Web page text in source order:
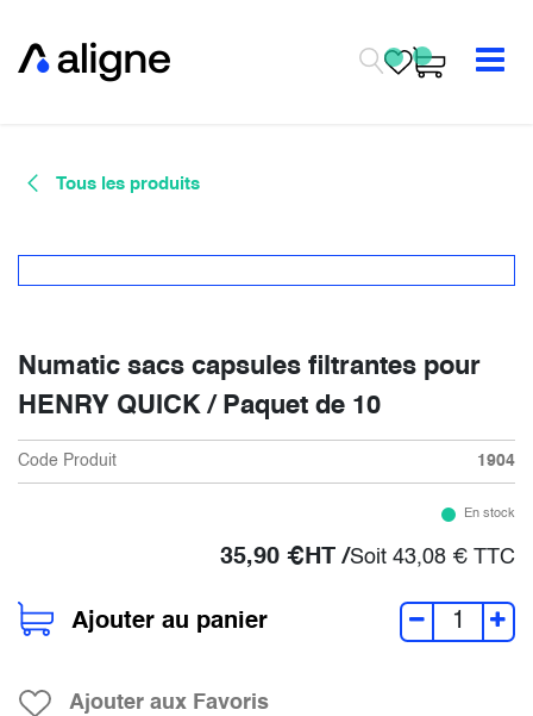
Tous les produits
Numatic sacs capsules filtrantes pour
HENRY QUICK / Paquet de 10
Code Produit 1904
En stock
35,90 €HT /Soit 43,08 € TTC
Ajouter au panier
Ajouter aux Favoris